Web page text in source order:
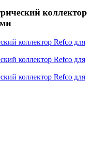
коллектор